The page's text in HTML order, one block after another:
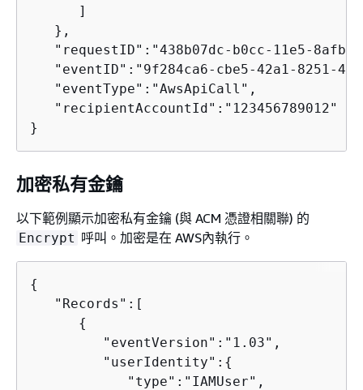
      ]
   },
"requestID":"438b07dc-b0cc-11e5-8afb-
"eventID":"9f284ca6-cbe5-42a1-8251-
   "eventType":"AwsApiCall",
   "recipientAccountId":"123456789012"
}
加密私有金鑰
以下範例顯示加密私有金鑰 (與 ACM 憑證相關聯) 的
Encrypt 呼叫。加密是在 AWS內執行。
{
   "Records":[
{
         "eventVersion":"1.03",
         "userIdentity":
{
            "type":"IAMUser",